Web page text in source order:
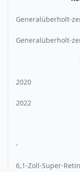
Generalüberholt-
Generalüberholt-
2020
2022
-
6,1-Zoll-Super-